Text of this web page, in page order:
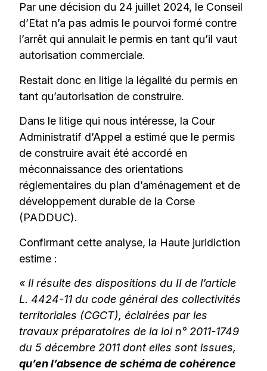
Par une décision du 24 juillet 2024, le Conseil
d’Etat n’a pas admis le pourvoi formé contre
l’arrêt qui annulait le permis en tant qu’il vaut
autorisation commerciale.
Restait donc en litige la légalité du permis en
tant qu’autorisation de construire.
Dans le litige qui nous intéresse, la Cour
Administratif d’Appel a estimé que le permis
de construire avait été accordé en
méconnaissance des orientations
réglementaires du plan d’aménagement et de
développement durable de la Corse
(PADDUC).
Confirmant cette analyse, la Haute juridiction
estime :
« Il résulte des dispositions du II de l’article
L. 4424-11 du code général des collectivités
territoriales (CGCT), éclairées par les
travaux préparatoires de la loi n° 2011-1749
du 5 décembre 2011 dont elles sont issues,
qu’en l’absence de schéma de cohérence